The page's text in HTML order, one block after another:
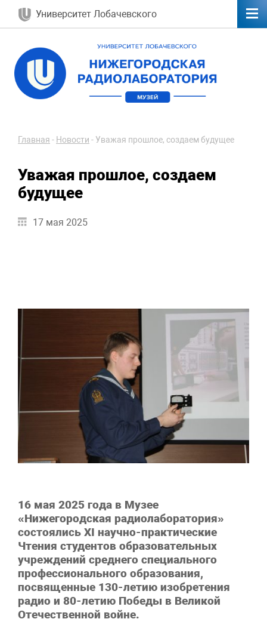
Университет Лобачевского
Главная - Новости - Уважая прошлое, создаем будущее
Уважая прошлое, создаем
будущее
17 мая 2025
16 мая 2025 года в Музее
«Нижегородская радиолаборатория»
состоялись XI научно-практические
Чтения студентов образовательных
учреждений среднего специального
профессионального образования,
посвященные 130-летию изобретения
радио и 80-летию Победы в Великой
Отечественной войне.